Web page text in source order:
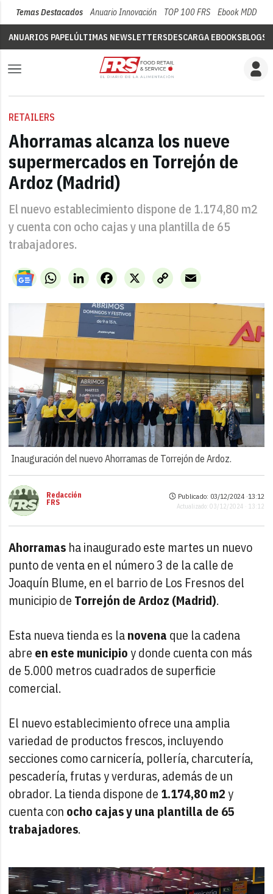
Temas Destacados Anuario Innovación TOP 100 FRS Ebook MDD
ANUARIOS PAPELÚLTIMAS NEWSLETTERSDESCARGA EBOOKSBLOGS
RETAILERS
Ahorramas alcanza los nueve
supermercados en Torrejón de
Ardoz (Madrid)
El nuevo establecimiento dispone de 1.174,80 m2
y cuenta con ocho cajas y una plantilla de 65
trabajadores.
WhatsAppLinkedIn X
Facebook
Copy
Link
Email
Inauguración del nuevo Ahorramas de Torrejón de Ardoz.
Redacción
FRS
Publicado: 03/12/2024 ·13:12
Actualizado: 03/12/2024 · 13:12
Ahorramas ha inaugurado este martes un nuevo
punto de venta en el número 3 de la calle de
Joaquín Blume, en el barrio de Los Fresnos del
municipio de Torrejón de Ardoz (Madrid).
Esta nueva tienda es lanovena que la cadena
abre en este municipioy donde cuenta con más
de 5.000 metros cuadrados de superficie
comercial.
El nuevo establecimiento ofrece una amplia
variedad de productos frescos, incluyendo
secciones como carnicería, pollería, charcutería,
pescadería, frutas y verduras, además de un
obrador. La tienda dispone de 1.174,80 m2y
cuenta con ocho cajas y una plantilla de 65
trabajadores.